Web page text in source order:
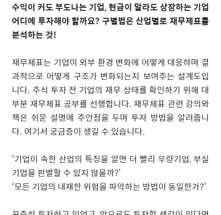
수익이 커도 부도나는 기업,현금이 말라도 상장하는 기업
어디에 투자해야 할까요? 구별법은 산업별로 재무제표를
분석하는 것!
재무제표는 기업이 외부 환경 변화에 어떻게 대응하며 결
과적으로 어떻게 구조가 변화되는지 보여주는 설계도입
니다. 주식 투자 전 기업의 재무 상태를 확인하기 위해 대
부분 재무제표 공부를 선행합니다. 재무제표 관련 강의와
책은 쉬운 설명에 주안점을 두며 투자 방법을 알려줍니
다. 여기서 궁금증이 생길 수 있습니다.
‘기업이 속한 산업의 특징을 알면 더 빨리 우량기업,부실
기업을 판별할 수 있지 않을까?’
‘모든 기업의 내재한 위험을 파악하는 방법이 동일한가?’